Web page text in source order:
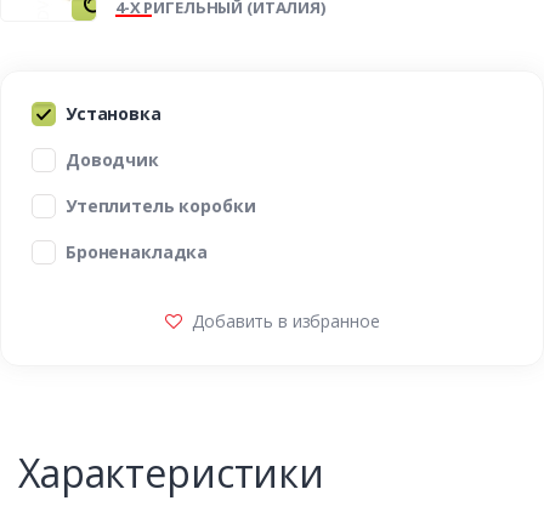
4-Х РИГЕЛЬНЫЙ (ИТАЛИЯ)
Установка
Доводчик
Утеплитель коробки
Броненакладка
Добавить в избранное
Характеристики